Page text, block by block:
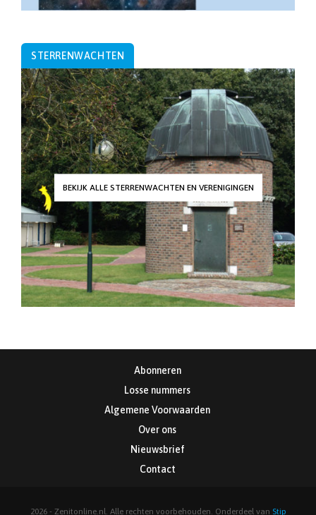
STERRENWACHTEN
BEKIJK ALLE STERRENWACHTEN EN VERENIGINGEN
Abonneren
Losse nummers
Algemene Voorwaarden
Over ons
Nieuwsbrief
Contact
2026 - Zenitonline.nl. Alle rechten voorbehouden. Onderdeel van Stip